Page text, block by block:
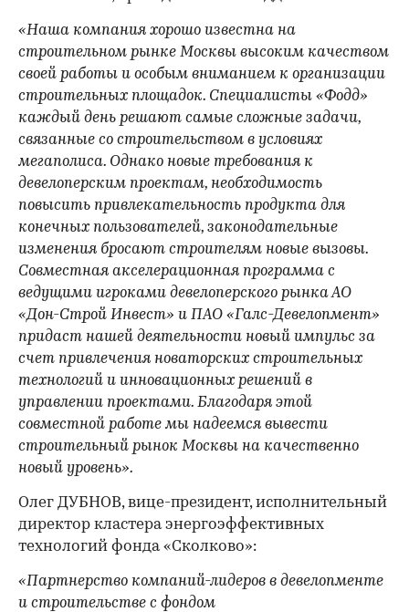
«Наша компания хорошо известна на
строительном рынке Москвы высоким качеством
своей работы и особым вниманием к организации
строительных площадок. Специалисты «Фодд»
каждый день решают самые сложные задачи,
связанные со строительством в условиях
мегаполиса. Однако новые требования к
девелоперским проектам, необходимость
повысить привлекательность продукта для
конечных пользователей, законодательные
изменения бросают строителям новые вызовы.
Совместная акселерационная программа с
ведущими игроками девелоперского рынка АО
«Дон-Строй Инвест» и ПАО «Галс-Девелопмент»
придаст нашей деятельности новый импульс за
счет привлечения новаторских строительных
технологий и инновационных решений в
управлении проектами. Благодаря этой
совместной работе мы надеемся вывести
строительный рынок Москвы на качественно
новый уровень».
Олег ДУБНОВ, вице-президент, исполнительный
директор кластера энергоэффективных
технологий фонда «Сколково»:
«Партнерство компаний-лидеров в девелопменте
и строительстве с фондом